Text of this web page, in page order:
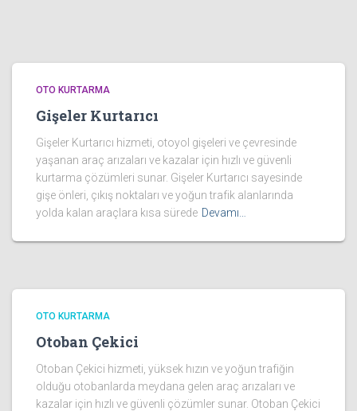
OTO KURTARMA
Gişeler Kurtarıcı
Gişeler Kurtarıcı hizmeti, otoyol gişeleri ve çevresinde
yaşanan araç arızaları ve kazalar için hızlı ve güvenli
kurtarma çözümleri sunar. Gişeler Kurtarıcı sayesinde
gişe önleri, çıkış noktaları ve yoğun trafik alanlarında
yolda kalan araçlara kısa sürede Devamı…
OTO KURTARMA
Otoban Çekici
Otoban Çekici hizmeti, yüksek hızın ve yoğun trafiğin
olduğu otobanlarda meydana gelen araç arızaları ve
kazalar için hızlı ve güvenli çözümler sunar. Otoban Çekici